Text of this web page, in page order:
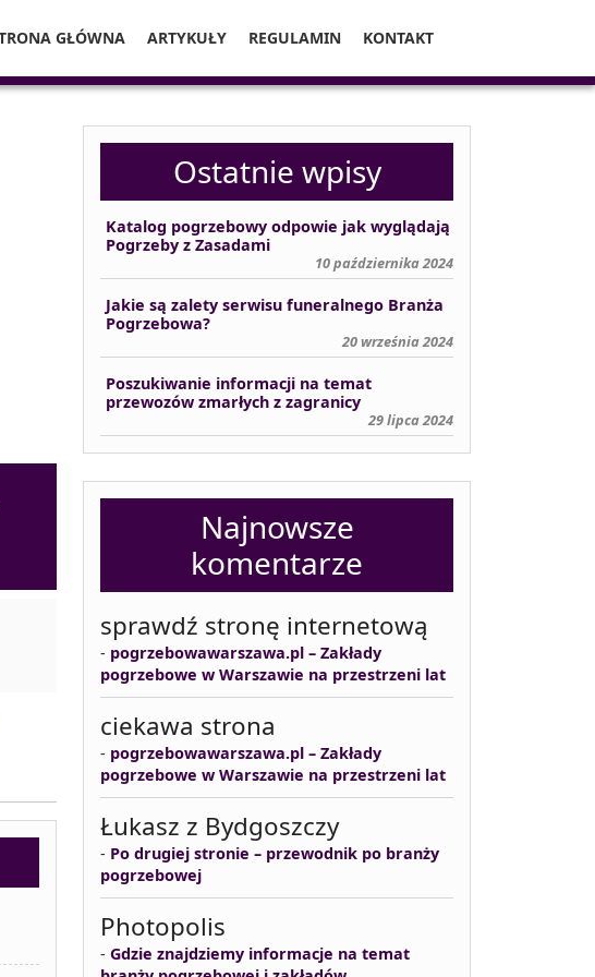
GŁÓWNA ARTYKUŁY REGULAMIN KONTAKT
Ostatnie wpisy
Katalog pogrzebowy odpowie jak wyglądają
Pogrzeby z Zasadami
10 października 2024
Jakie są zalety serwisu funeralnego Branża
Pogrzebowa?
20 września 2024
Poszukiwanie informacji na temat
przewozów zmarłych z zagranicy
29 lipca 2024
Najnowsze
komentarze
sprawdź stronę internetową
- pogrzebowawarszawa.pl – Zakłady
pogrzebowe w Warszawie na przestrzeni lat
ciekawa strona
- pogrzebowawarszawa.pl – Zakłady
pogrzebowe w Warszawie na przestrzeni lat
Łukasz z Bydgoszczy
- Po drugiej stronie – przewodnik po branży
pogrzebowej
Photopolis
- Gdzie znajdziemy informacje na temat